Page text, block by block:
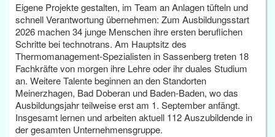
Eigene Projekte gestalten, im Team an Anlagen tüfteln und
schnell Verantwortung übernehmen: Zum Ausbildungsstart
2026 machen 34 junge Menschen ihre ersten beruflichen
Schritte bei technotrans. Am Hauptsitz des
Thermomanagement-Spezialisten in Sassenberg treten 18
Fachkräfte von morgen ihre Lehre oder ihr duales Studium
an. Weitere Talente beginnen an den Standorten
Meinerzhagen, Bad Doberan und Baden-Baden, wo das
Ausbildungsjahr teilweise erst am 1. September anfängt.
Insgesamt lernen und arbeiten aktuell 112 Auszubildende in
der gesamten Unternehmensgruppe.